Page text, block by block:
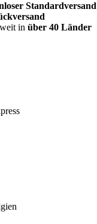
Standardversand
in über 40 Länder